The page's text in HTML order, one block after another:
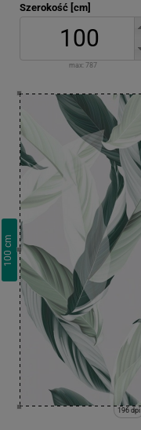
Szerokość [cm]
max: 787
100
cm
196 dpi